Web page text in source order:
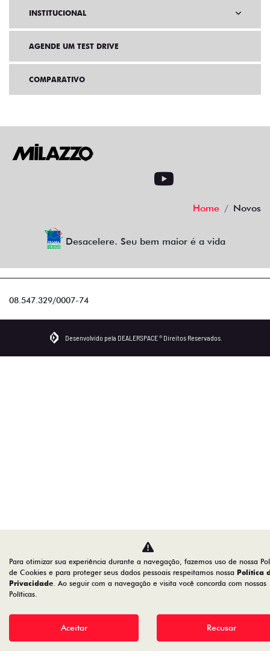
INSTITUCIONAL
AGENDE UM TEST DRIVE
COMPARATIVO
Home Novos
Desacelere. Seu bem maior é a vida
08.547.329/0007-74
Desenvolvido pela DEALERSPACE ® Direitos Reservados.
Para otimizar sua experiência durante a navegação, fazemos uso de nossa
de Cookies e para proteger seus dados pessoais respeitamos nossa Política
Privacidade. Ao seguir com a navegação e visita você concorda com nossas
Políticas.
Aceitar Recusar